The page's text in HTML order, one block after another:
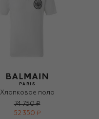
Хлопковое поло
74 750 ₽
52 350 ₽